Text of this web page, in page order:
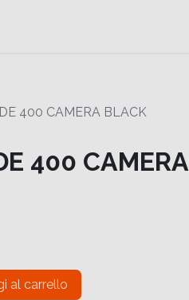
400 CAMERA BLACK
400 CAMERA
al carrello